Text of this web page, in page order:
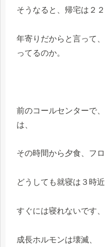
そうなると、帰宅は２２
年寄りだからと言って
ってるのか。
前のコールセンターで
は、
その時間から夕食、フ
どうしても就寝は３時近
すぐには寝れないです
成長ホルモンは壊滅、